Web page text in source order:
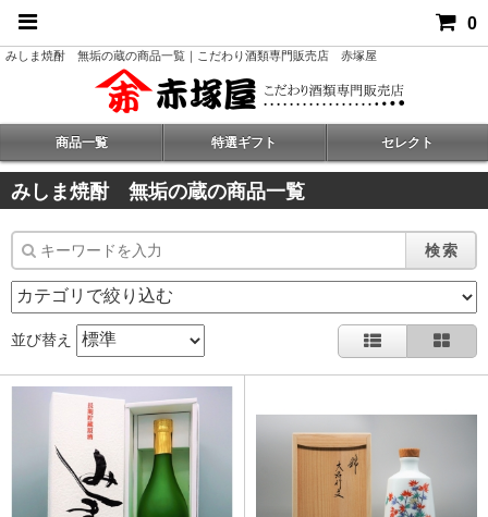
0
みしま焼酎 無垢の蔵の商品一覧｜こだわり酒類専門販売店 赤塚屋
商品一覧 特選ギフト セレクト
みしま焼酎 無垢の蔵の商品一覧
検索
並び替え